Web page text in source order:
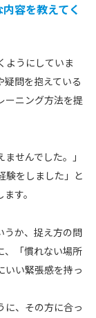
容を教えてく
ようにしていま
問を抱えている
ーニング方法を提
せんでした。」
験をしました」と
す。
うか、捉え方の問
、「慣れない場所
いい緊張感を持っ
に、その方に合っ